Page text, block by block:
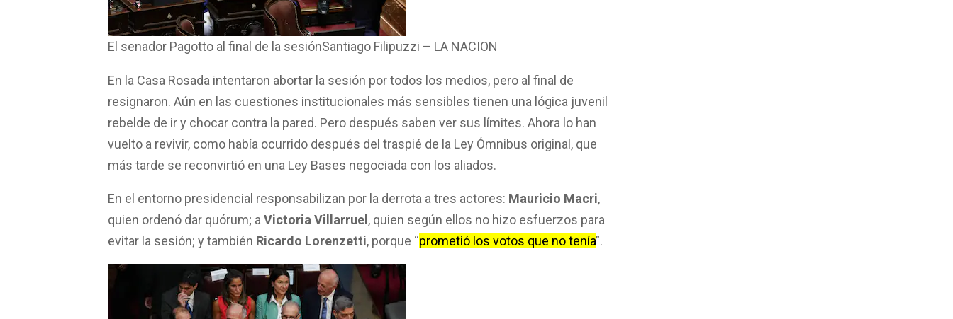
El senador Pagotto al final de la sesiónSantiago Filipuzzi – LA NACION
En la Casa Rosada intentaron abortar la sesión por todos los medios, pero al final de
resignaron. Aún en las cuestiones institucionales más sensibles tienen una lógica juvenil
rebelde de ir y chocar contra la pared. Pero después saben ver sus límites. Ahora lo han
vuelto a revivir, como había ocurrido después del traspié de la Ley Ómnibus original, que
más tarde se reconvirtió en una Ley Bases negociada con los aliados.
En el entorno presidencial responsabilizan por la derrota a tres actores: Mauricio Macri,
quien ordenó dar quórum; aVictoria Villarruel , quien según ellos no hizo esfuerzos para
evitar la sesión; y también Ricardo Lorenzetti, porque “prometió los votos que no tenía”.